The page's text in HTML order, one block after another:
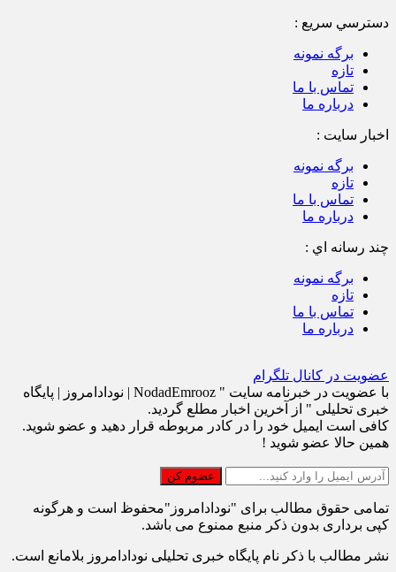
دسترسي سريع :
برگه نمونه
تازه
تماس با ما
درباره ما
اخبار سایت :
برگه نمونه
تازه
تماس با ما
درباره ما
چند رسانه اي :
برگه نمونه
تازه
تماس با ما
درباره ما
عضویت در کانال تلگرام
با عضویت در خبرنامه سایت " NodadEmrooz | نودادامروز | پايگاه
خبری تحلیلی " از آخرین اخبار مطلع گردید.
کافی است ایمیل خود را در کادر مربوطه قرار دهید و عضو شوید.
همین حالا عضو شوید !
تمامی حقوق مطالب برای "نودادامروز"محفوظ است و هرگونه
کپی برداری بدون ذکر منبع ممنوع می باشد.
نشر مطالب با ذکر نام پایگاه خبری تحلیلی نودادامروز بلامانع است.